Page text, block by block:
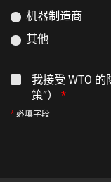
机器制造商
其他
我接受 WTO
策”） *
必填字段